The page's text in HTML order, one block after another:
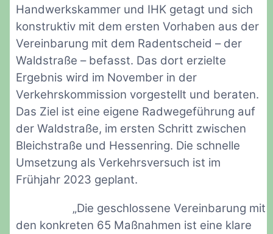
Handwerkskammer und IHK getagt und sich
konstruktiv mit dem ersten Vorhaben aus der
Vereinbarung mit dem Radentscheid – der
Waldstraße – befasst. Das dort erzielte
Ergebnis wird im November in der
Verkehrskommission vorgestellt und beraten.
Das Ziel ist eine eigene Radwegeführung auf
der Waldstraße, im ersten Schritt zwischen
Bleichstraße und Hessenring. Die schnelle
Umsetzung als Verkehrsversuch ist im
Frühjahr 2023 geplant.
„Die geschlossene Vereinbarung mit
den konkreten 65 Maßnahmen ist eine klare